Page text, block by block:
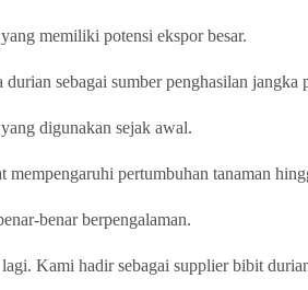
memiliki potensi ekspor besar.
sebagai sumber penghasilan jangka
digunakan sejak awal.
pertumbuhan tanaman
benar berpengalaman.
Kami hadir sebagai supplier bibit